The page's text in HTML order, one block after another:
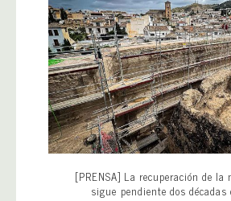
[PRENSA] La recuperación de
sigue pendiente dos décadas